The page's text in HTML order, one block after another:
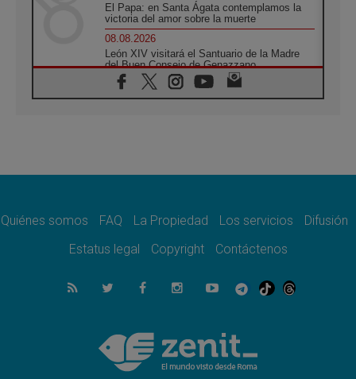
El Papa: en Santa Ágata contemplamos la
victoria del amor sobre la muerte
08.08.2026
León XIV visitará el Santuario de la Madre
del Buen Consejo de Genazzano
07.08.2026
Filipinas: el Vicariato Apostólico de Calapán
07.08.2026
07.08.2026
muertos en 300 días
Tagle: La guerra desfigura el mundo, solo la
revelación de Dios lo transfigura
Presentada la Trienal de Arte de las
Universidades Católicas: «Exercises in
Empathy»
Quiénes somos FAQ La Propiedad Los servicios
Difusión
Estatus legal
Copyright Contáctenos